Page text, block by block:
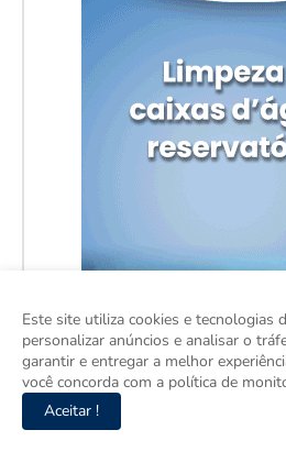
Este site utiliza cookies e tecnologias
personalizar anúncios e analisar o
garantir e entregar a melhor
você concorda com a política de
Aceitar !